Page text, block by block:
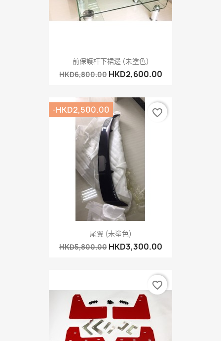
前保護杆下裙邊 (未塗色)
HKD6,800.00 HKD2,600.00
尾翼 (未塗色)
HKD5,800.00 HKD3,300.00
-HKD2,500.00 favorite_border
favorite_border